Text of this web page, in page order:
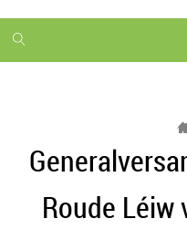
1
month
Roude